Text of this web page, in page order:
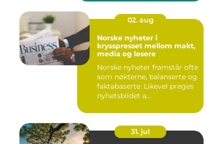
02. aug
Norske nyheter i
krysspresset mellom makt,
media og lesere
Norske nyheter framstår ofte
som nøkterne, balanserte og
faktabaserte. Likevel preges
nyhetsbildet a...
31. jul